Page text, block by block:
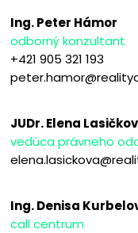
Ing. Peter Hámor
odborný konzultant
+421 905 321 193
JUDr. Elena
vedúca právneho
Ing. Denisa
call centrum